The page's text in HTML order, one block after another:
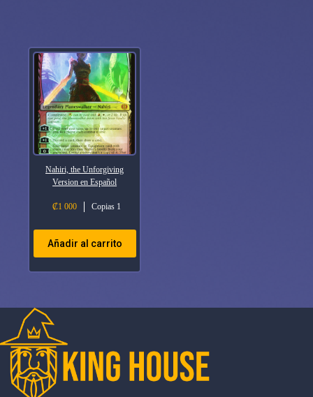
Nahiri, the Unforgiving
Version en Español
₡1 000 Copias 1
Añadir al carrito